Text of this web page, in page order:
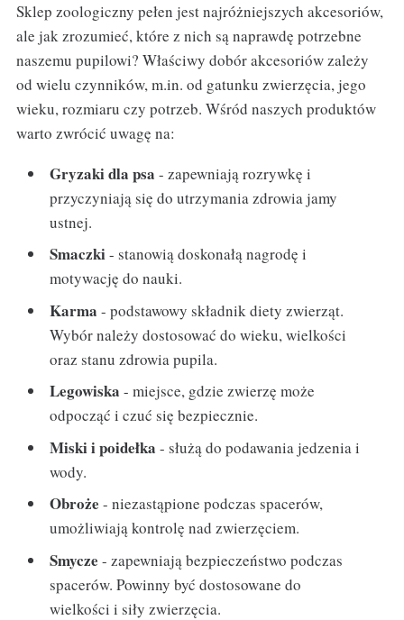
Sklep zoologiczny pełen jest najróżniejszych akcesoriów,
ale jak zrozumieć, które z nich są naprawdę potrzebne
naszemu pupilowi? Właściwy dobór akcesoriów zależy
od wielu czynników, m.in. od gatunku zwierzęcia, jego
wieku, rozmiaru czy potrzeb. Wśród naszych produktów
warto zwrócić uwagę na:
Gryzaki dla psa - zapewniają rozrywkę i
przyczyniają się do utrzymania zdrowia jamy
ustnej.
Smaczki- stanowią doskonałą nagrodę i
motywację do nauki.
Karma - podstawowy składnik diety zwierząt.
Wybór należy dostosować do wieku, wielkości
oraz stanu zdrowia pupila.
Legowiska - miejsce, gdzie zwierzę może
odpocząć i czuć się bezpiecznie.
Miski i poidełka - służą do podawania jedzenia i
wody.
Obroże - niezastąpione podczas spacerów,
umożliwiają kontrolę nad zwierzęciem.
Smycze - zapewniają bezpieczeństwo podczas
spacerów. Powinny być dostosowane do
wielkości i siły zwierzęcia.